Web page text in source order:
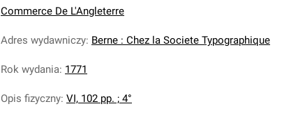
Commerce De L'Angleterre
Adres wydawniczy: Berne : Chez la Societe Typographique
Rok wydania: 1771
Opis fizyczny: VI, 102 pp. ; 4°